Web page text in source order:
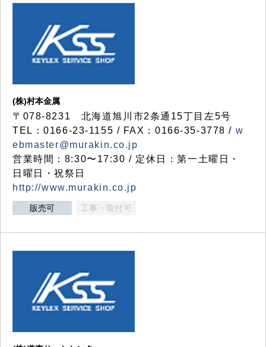
(株)村本金属
〒078-8231 北海道旭川市2条通15丁目左5号
TEL：0166-23-1155 / FAX：0166-35-3778 / w
ebmaster@murakin.co.jp
営業時間：8:30〜17:30 / 定休日：第一土曜日・
日曜日・祝祭日
http://www.murakin.co.jp
販売可 工事・取付可